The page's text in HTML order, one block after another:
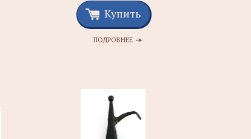
Купить
ПОДРОБНЕЕ